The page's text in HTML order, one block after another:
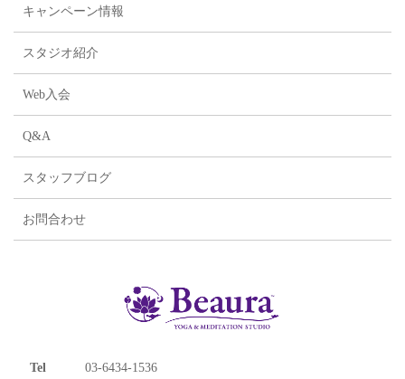
キャンペーン情報
スタジオ紹介
Web入会
Q&A
スタッフブログ
お問合わせ
Tel 03-6434-1536